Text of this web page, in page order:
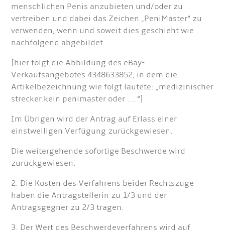
menschlichen Penis anzubieten und/oder zu
vertreiben und dabei das Zeichen „PeniMaster“ zu
verwenden, wenn und soweit dies geschieht wie
nachfolgend abgebildet:
[hier folgt die Abbildung des eBay-
Verkaufsangebotes 4348633852, in dem die
Artikelbezeichnung wie folgt lautete: „medizinischer
strecker.kein penimaster oder ....“]
Im Übrigen wird der Antrag auf Erlass einer
einstweiligen Verfügung zurückgewiesen.
Die weitergehende sofortige Beschwerde wird
zurückgewiesen.
2. Die Kosten des Verfahrens beider Rechtszüge
haben die Antragstellerin zu 1/3 und der
Antragsgegner zu 2/3 tragen.
3. Der Wert des Beschwerdeverfahrens wird auf